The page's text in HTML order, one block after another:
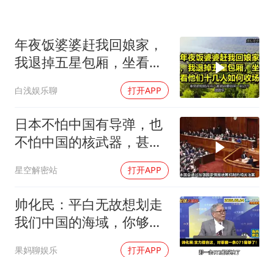
胡彦斌韩磊 谁帮谁
胡彦斌获《歌手2026》歌王
38岁演员求职万岁山NPC成功
夯实基础开新局
年夜饭婆婆赶我回娘家，
我退掉五星包厢，坐看他
白浅娱乐聊 打开APP
日本不怕中国有导弹，也
不怕中国的核武器，甚至
不怕中国的稀土制裁
星空解密站 打开APP
帅化民：平白无故想划走
我们中国的海域，你够格
果妈聊娱乐 打开APP